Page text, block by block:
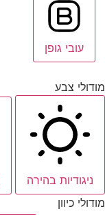
עובי גופן
צבע
ניגודיות בהירה
כיוון